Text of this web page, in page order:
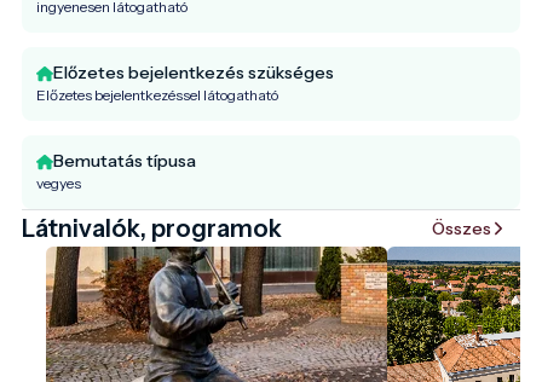
ingyenesen látogatható
Előzetes bejelentkezés szükséges
Előzetes bejelentkezéssel látogatható
Bemutatás típusa
vegyes
Látnivalók, programok Összes